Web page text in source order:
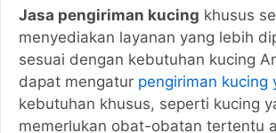
Jasa pengiriman kucing khusus
menyediakan layanan yang lebih
sesuai dengan kebutuhan kucing
dapat mengatur pengiriman kucing
kebutuhan khusus, seperti kucing
memerlukan obat-obatan tertentu